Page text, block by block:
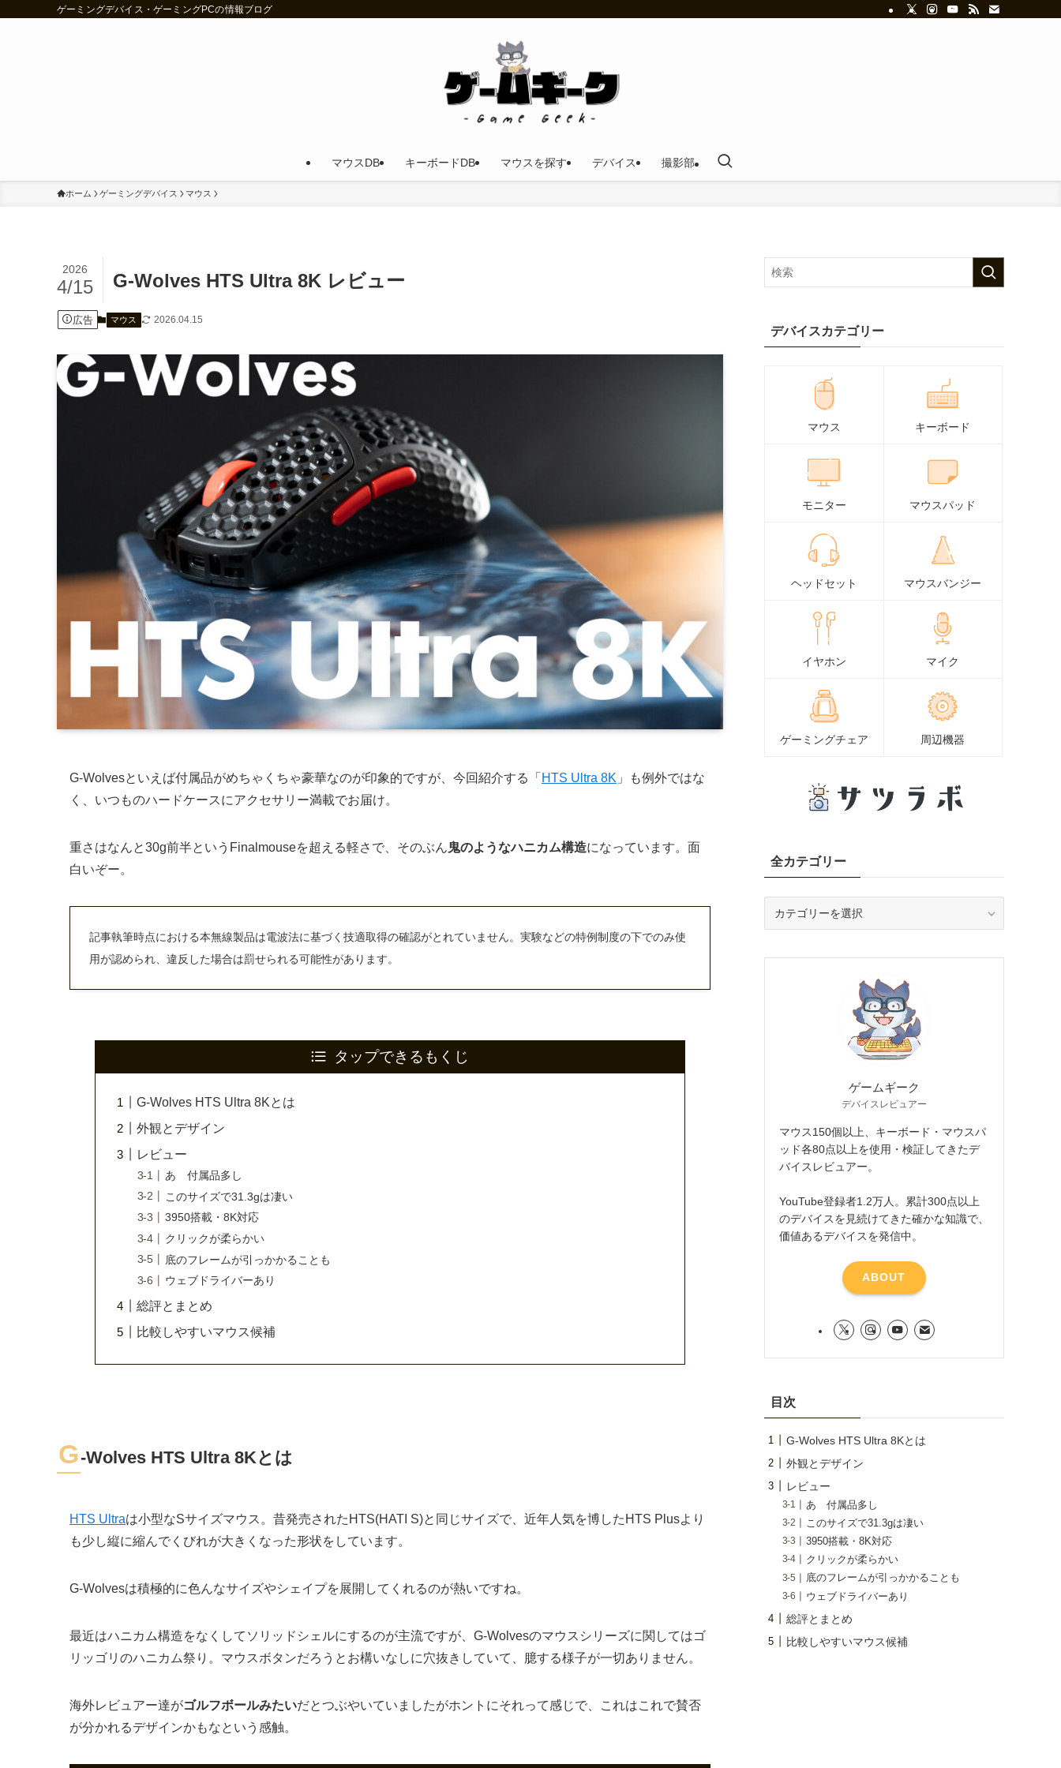
ゲーミングデバイス・ゲーミングPCの情報ブログ
マウスDB キーボードDB マウスを探す デバイス 撮影部
ホーム ゲーミングデバイス マウス
G-Wolves HTS Ultra 8K レビュー
2026
4/15
広告 マウス 2026.04.15
G-Wolvesといえば付属品がめちゃくちゃ豪華なのが印象的ですが、今回紹介する「 HTS Ultra 8K 」も例外ではな
く、いつものハードケースにアクセサリー満載でお届け。
重さはなんと30g前半というFinalmouseを超える軽さで、そのぶん鬼のようなハニカム構造になっています。面
白いぞー。
記事執筆時点における本無線製品は電波法に基づく技適取得の確認がとれていません。実験などの特例制度の下でのみ使
用が認められ、違反した場合は罰せられる可能性があります。
タップできるもくじ
G-Wolves HTS Ultra 8Kとは
外観とデザイン
レビュー
あゝ付属品多し
このサイズで31.3gは凄い
3950搭載・8K対応
クリックが柔らかい
底のフレームが引っかかることも
ウェブドライバーあり
総評とまとめ
比較しやすいマウス候補
G-Wolves HTS Ultra 8Kとは
HTS Ultraは小型なSサイズマウス。昔発売されたHTS(HATI S)と同じサイズで、近年人気を博したHTS Plusより
も少し縦に縮んでくびれが大きくなった形状をしています。
G-Wolvesは積極的に色んなサイズやシェイプを展開してくれるのが熱いですね。
最近はハニカム構造をなくしてソリッドシェルにするのが主流ですが、G-Wolvesのマウスシリーズに関してはゴ
リッゴリのハニカム祭り。マウスボタンだろうとお構いなしに穴抜きしていて、臆する様子が一切ありません。
海外レビュアー達がゴルフボールみたいだとつぶやいていましたがホントにそれって感じで、これはこれで賛否
が分かれるデザインかもなという感触。
デバイスカテゴリー
マウス キーボード
モニター マウスパッド
ヘッドセット マウスバンジー
イヤホン マイク
ゲーミングチェア 周辺機器
全カテゴリー
ゴ
ゲームギーク
デバイスレビュアー
マウス150個以上、キーボード・マウスパ
ッド各80点以上を使用・検証してきたデ
バイスレビュアー。
YouTube登録者1.2万人。累計300点以上
のデバイスを見続けてきた確かな知識で、
価値あるデバイスを発信中。
ABOUT
目次
G-Wolves HTS Ultra 8Kとは
外観とデザイン
レビュー
あゝ付属品多し
このサイズで31.3gは凄い
3950搭載・8K対応
クリックが柔らかい
底のフレームが引っかかることも
ウェブドライバーあり
総評とまとめ
比較しやすいマウス候補